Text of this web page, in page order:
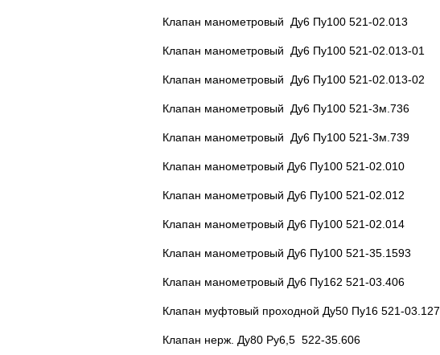
Клапан манометровый Ду6 Пу100 521-02.013
Клапан манометровый Ду6 Пу100 521-02.013-01
Клапан манометровый Ду6 Пу100 521-02.013-02
Клапан манометровый Ду6 Пу100 521-3м.736
Клапан манометровый Ду6 Пу100 521-3м.739
Клапан манометровый Ду6 Пу100 521-02.010
Клапан манометровый Ду6 Пу100 521-02.012
Клапан манометровый Ду6 Пу100 521-02.014
Клапан манометровый Ду6 Пу100 521-35.1593
Клапан манометровый Ду6 Пу162 521-03.406
Клапан муфтовый проходной Ду50 Пу16 521-03.127
Клапан нерж. Ду80 Ру6,5 522-35.606